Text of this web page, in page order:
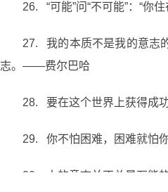
26. “可能”问“不可能”：“你
27. 我的本质不是我的意志
志。——费尔巴哈
28. 要在这个世界上获得成
29. 你不怕困难，困难就怕
30. 人的意志并不总是万能